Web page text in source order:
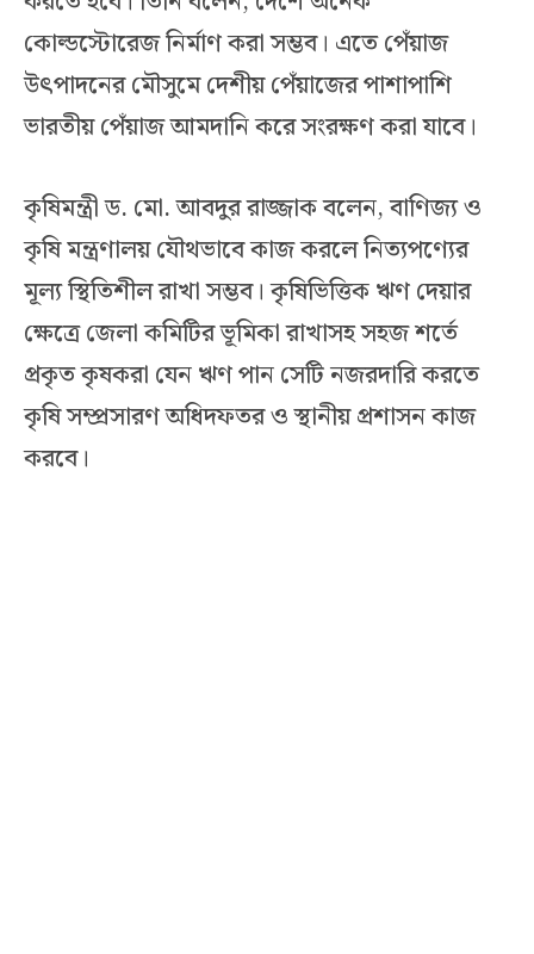
কোল্ডস্টোরেজ নির্মাণ করা সম্ভব। এতে পেঁয়াজ
উৎপাদনের মৌসুমে দেশীয় পেঁয়াজের পাশাপাশি
ভারতীয় পেঁয়াজ আমদানি করে সংরক্ষণ করা যাবে।
কৃষিমন্ত্রী ড. মো. আবদুর রাজ্জাক বলেন, বাণিজ্য ও
কৃষি মন্ত্রণালয় যৌথভাবে কাজ করলে নিত্যপণ্যের
মূল্য স্থিতিশীল রাখা সম্ভব। কৃষিভিত্তিক ঋণ দেয়ার
ক্ষেত্রে জেলা কমিটির ভূমিকা রাখাসহ সহজ শর্তে
প্রকৃত কৃষকরা যেন ঋণ পান সেটি নজরদারি করতে
কৃষি সম্প্রসারণ অধিদফতর ও স্থানীয় প্রশাসন কাজ
করবে।